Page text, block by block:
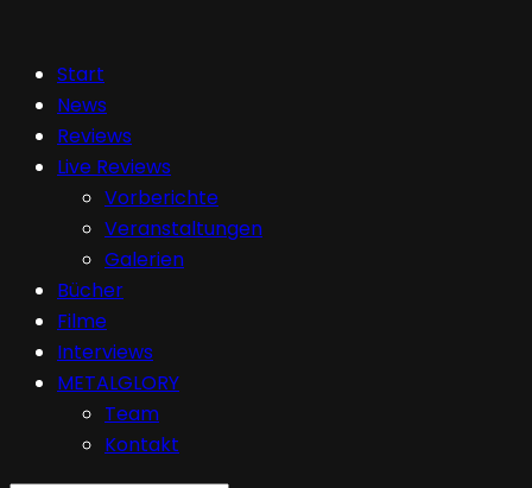
Start
News
Reviews
Live Reviews
Vorberichte
Veranstaltungen
Galerien
Bücher
Filme
Interviews
METALGLORY
Team
Kontakt